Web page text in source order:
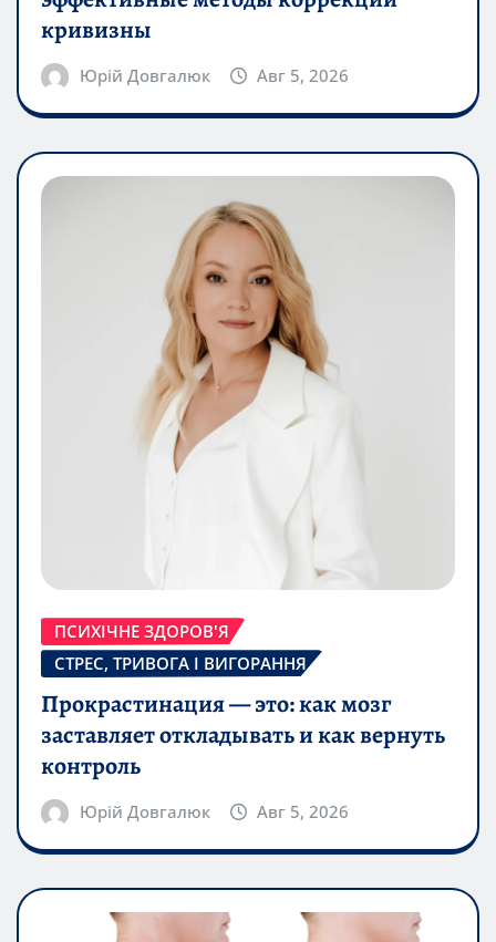
кривизны
Юрій Довгалюк Авг 5, 2026
ПСИХІЧНЕ ЗДОРОВ'Я
СТРЕС, ТРИВОГА І ВИГОРАННЯ
Прокрастинация — это: как мозг
заставляет откладывать и как вернуть
контроль
Юрій Довгалюк Авг 5, 2026